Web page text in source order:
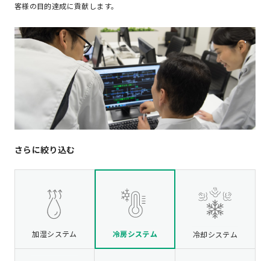
客様の目的達成に貢献します。
さらに絞り込む
加湿システム 冷房システム 冷却システム